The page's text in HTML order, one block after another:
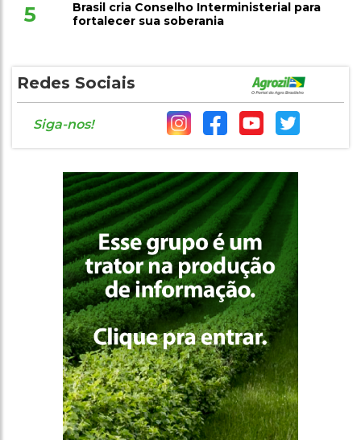
Brasil cria Conselho Interministerial para
Redes Sociais